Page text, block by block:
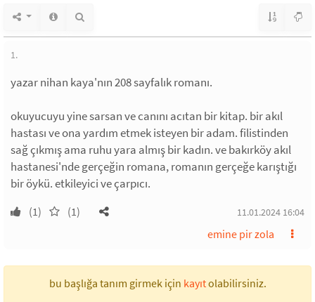
1.
yazar nihan kaya'nın 208 sayfalık romanı.
okuyucuyu yine sarsan ve canını acıtan bir kitap. bir akıl
hastası ve ona yardım etmek isteyen bir adam. filistinden
sağ çıkmış ama ruhu yara almış bir kadın. ve bakırköy akıl
hastanesi'nde gerçeğin romana, romanın gerçeğe karıştığı
bir öykü. etkileyici ve çarpıcı.
(1) (1) 11.01.2024 16:04
emine pir zola
bu başlığa tanım girmek için kayıtolabilirsiniz.